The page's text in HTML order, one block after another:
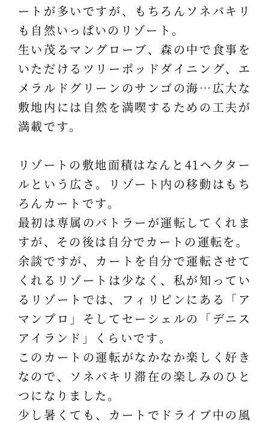
ートが多いですが、もちろんソネバキリ
も自然いっぱいのリゾート。
生い茂るマングローブ、森の中で食事を
いただけるツリーポッドダイニング、エ
メラルドグリーンのサンゴの海…広大な
敷地内には自然を満喫するための工夫が
満載です。
リゾートの敷地面積はなんと41ヘクター
ルという広さ。リゾート内の移動はもち
ろんカートです。
最初は専属のバトラーが運転してくれま
すが、その後は自分でカートの運転を。
余談ですが、カートを自分で運転させて
くれるリゾートは少なく、私が知ってい
るリゾートでは、フィリピンにある「ア
マンプロ」そしてセーシェルの「デニス
アイランド」くらいです。
このカートの運転がなかなか楽しく好き
なので、ソネバキリ滞在の楽しみのひと
つになりました。
少し暑くても、カートでドライブ中の風